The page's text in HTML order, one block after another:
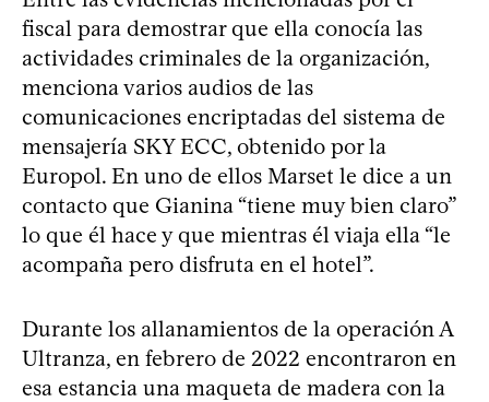
fiscal para demostrar que ella conocía las
actividades criminales de la organización,
menciona varios audios de las
comunicaciones encriptadas del sistema de
mensajería SKY ECC, obtenido por la
Europol. En uno de ellos Marset le dice a un
contacto que Gianina “tiene muy bien claro”
lo que él hace y que mientras él viaja ella “le
acompaña pero disfruta en el hotel”.
Durante los allanamientos de la operación A
Ultranza, en febrero de 2022 encontraron en
esa estancia una maqueta de madera con la